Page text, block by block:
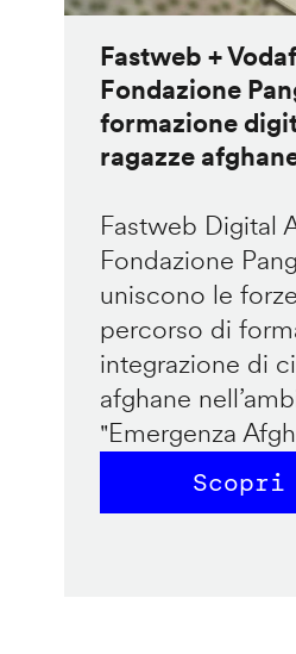
Fastweb +
Fondazione
formazione
ragazze
Fastweb Digital
Fondazione
uniscono le
percorso di
integrazione di
afghane
"Emergenza